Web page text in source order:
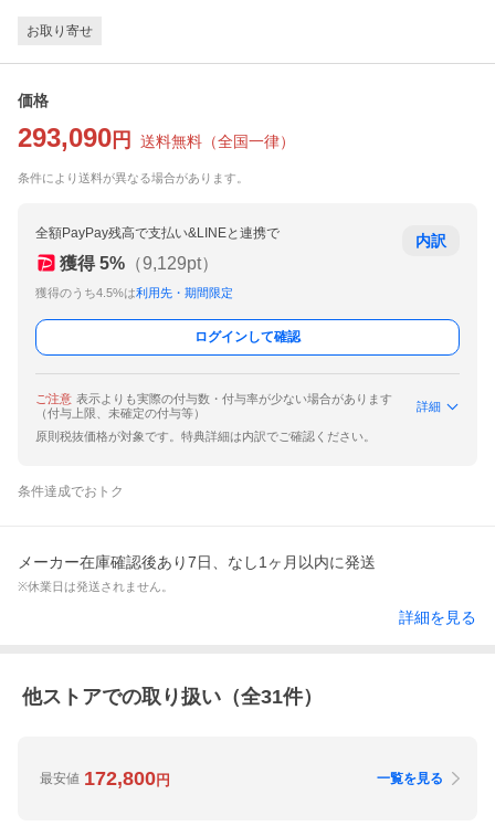
お取り寄せ
価格
293,090 円 送料無料 （全国一律）
条件により送料が異なる場合があります。
全額PayPay残高で支払い&LINEと連携で
獲得 5% （9,129pt）
獲得のうち4.5%は利用先・期間限定
内訳
ログインして確認
ご注意 表示よりも実際の付与数・付与率が少ない場合があります
（付与上限、未確定の付与等）
詳細
原則税抜価格が対象です。特典詳細は内訳でご確認ください。
条件達成でおトク
メーカー在庫確認後あり7日、なし1ヶ月以内に発送
※休業日は発送されません。
詳細を見る
他ストアでの取り扱い（全31件）
最安値 172,800円 一覧を見る